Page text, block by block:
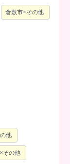
倉敷市×その他
他
その他